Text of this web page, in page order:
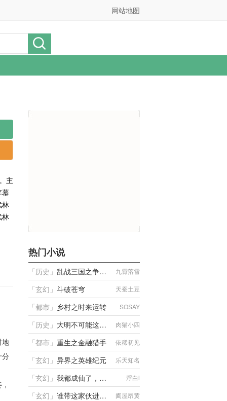
网站地图
热门小说
「历史 」 乱战三国之争霸召唤 九霄落雪
「玄幻 」 斗破苍穹 天蚕土豆
「都市 」 乡村之时来运转 SOSAY
「历史 」 大明不可能这么富 肉猫小四
「都市 」 重生之金融猎手 依稀初见
「玄幻 」 异界之英雄纪元 乐天知名
「玄幻 」 我都成仙了，你却要退婚？ 浮白l
「玄幻 」 谁带这家伙进修士圈的 阖屋昂黄
主
慕
林
林
地
分